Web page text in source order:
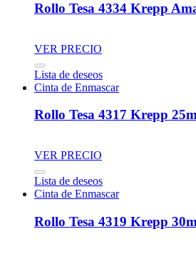
Rollo Tesa 4334 Krepp
VER PRECIO
Lista de deseos
Cinta de Enmascar
Rollo Tesa 4317 Krepp
VER PRECIO
Lista de deseos
Cinta de Enmascar
Rollo Tesa 4319 Krepp